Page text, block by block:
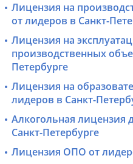
Лицензия на
от лидеров в Санкт-
Лицензия на
производственных
Петербурге
Лицензия на
лидеров в Санкт-
Алкогольная лицензия
Санкт-Петербурге
Лицензия ОПО от